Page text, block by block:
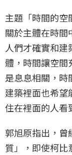
主題「時間的空
關於主體在時間
人們才確實和建
體，時間讓空間
是息息相關，時
建築裡面也希
住在裡面的人看
郭旭原指出，曾
質」，即使柯